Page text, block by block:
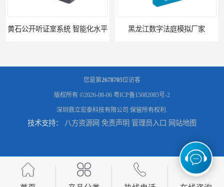
黄石公开听证室系统 智能化水平 黑龙江数字法庭模拟厂家
六盘水模拟法庭厂家 承德心理咨询录像室厂家
您是第2678705位访客
版权所有 ©2026-08-06 粤ICP备15082085号-2
深圳鼎立宏泰科技有限公司 保留所有权利.
技术支持： 八方资源网 免责声明 管理员入口 网站地图